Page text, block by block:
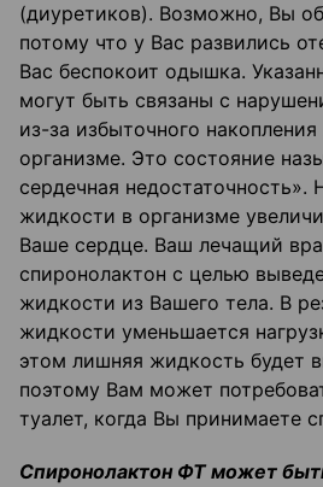
(диуретиков). Возможно, Вы
потому что у Вас развились
Вас беспокоит одышка.
могут быть связаны с
из-за избыточного
организме. Это состояние
сердечная недостаточность».
жидкости в организме
Ваше сердце. Ваш лечащий
спиронолактон с целью
жидкости из Вашего тела. В
жидкости уменьшается
этом лишняя жидкость будет
поэтому Вам может
туалет, когда Вы принимаете
Спиронолактон ФТ может